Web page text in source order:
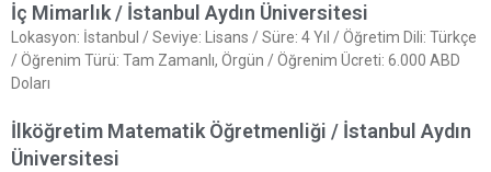
İç Mimarlık / İstanbul Aydın Üniversitesi
Lokasyon: İstanbul / Seviye: Lisans / Süre: 4 Yıl / Öğretim Dili: Türkçe
/ Öğrenim Türü: Tam Zamanlı, Örgün / Öğrenim Ücreti: 6.000 ABD
Doları
İlköğretim Matematik Öğretmenliği / İstanbul Aydın
Üniversitesi